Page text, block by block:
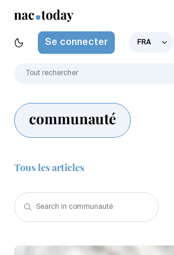
Se connecter FRA
communauté
Tous les articles